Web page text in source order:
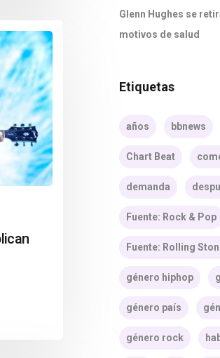
Glenn Hughes se
motivos de salud
Etiquetas
años bbnews
Chart Beat
demanda
Fuente: Rock & Pop
Fuente: Rolling
género hiphop
género país
género rock